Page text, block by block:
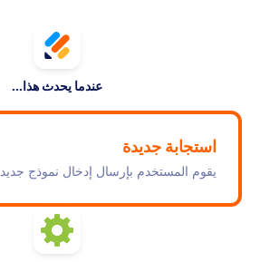
عندما يحدث هذا...
استجابة جديدة
يقوم المستخدم بإرسال إدخال نموذج جديد